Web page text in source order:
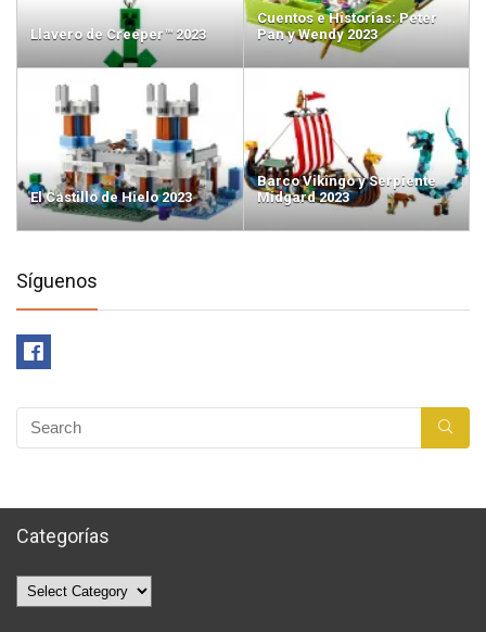
Llavero de Creeper™ 2023
Cuentos e Historias: Peter
Pan y Wendy 2023
El Castillo de Hielo 2023
Barco Vikingo y Serpiente
Midgard 2023
Síguenos
Categorías
Categorías